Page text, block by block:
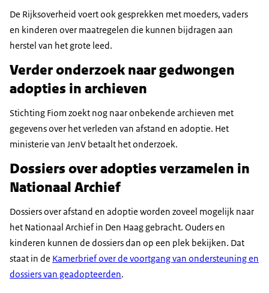
De Rijksoverheid voert ook gesprekken met moeders, vaders
en kinderen over maatregelen die kunnen bijdragen aan
herstel van het grote leed.
Verder onderzoek naar gedwongen
adopties in archieven
Stichting Fiom zoekt nog naar onbekende archieven met
gegevens over het verleden van afstand en adoptie. Het
ministerie van JenV betaalt het onderzoek.
Dossiers over adopties verzamelen in
Nationaal Archief
Dossiers over afstand en adoptie worden zoveel mogelijk naar
het Nationaal Archief in Den Haag gebracht. Ouders en
kinderen kunnen de dossiers dan op een plek bekijken. Dat
staat in de Kamerbrief over de voortgang van ondersteuning en
dossiers van geadopteerden.